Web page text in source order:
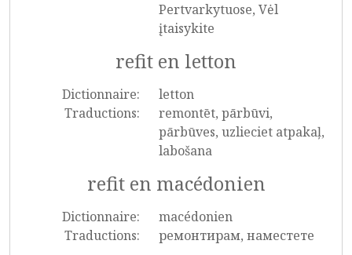
Pertvarkytuose, Vėl
įtaisykite
refit en letton
Dictionnaire:
letton
Traductions:
remontēt, pārbūvi,
pārbūves, uzlieciet atpakaļ,
labošana
refit en macédonien
Dictionnaire:
macédonien
Traductions:
ремонтирам, наместете